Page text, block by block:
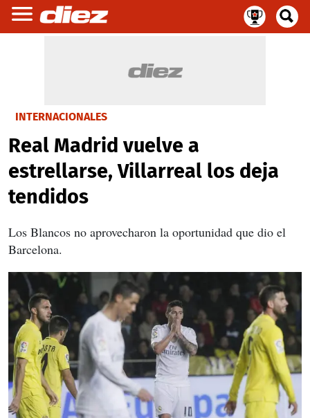
INTERNACIONALES
Real Madrid vuelve a
estrellarse, Villarreal los deja
tendidos
Los Blancos no aprovecharon la oportunidad que dio el
Barcelona.